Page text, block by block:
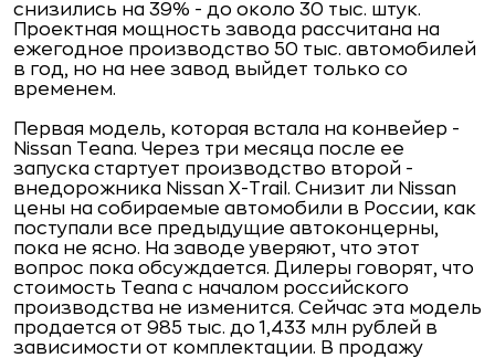
снизились на 39% - до около 30 тыс. штук.
Проектная мощность завода рассчитана на
ежегодное производство 50 тыс. автомобилей
в год, но на нее завод выйдет только со
временем.
Первая модель, которая встала на конвейер -
Nissan Teana. Через три месяца после ее
запуска стартует производство второй -
внедорожника Nissan X-Trail. Снизит ли Nissan
цены на собираемые автомобили в России, как
поступали все предыдущие автоконцерны,
пока не ясно. На заводе уверяют, что этот
вопрос пока обсуждается. Дилеры говорят, что
стоимость Teana с началом российского
производства не изменится. Сейчас эта модель
продается от 985 тыс. до 1,433 млн рублей в
зависимости от комплектации. В продажу